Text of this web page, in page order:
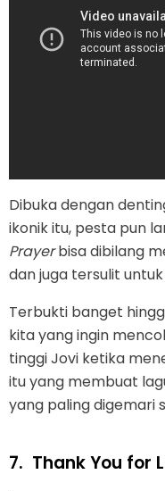
Dibuka dengan
ikonik itu, pesta pun
Prayerbisa dibilang
dan juga tersulit
Terbukti banget
kita yang ingin
tinggi Jovi ketika
itu yang membuat
yang paling digemari
7. Thank You for